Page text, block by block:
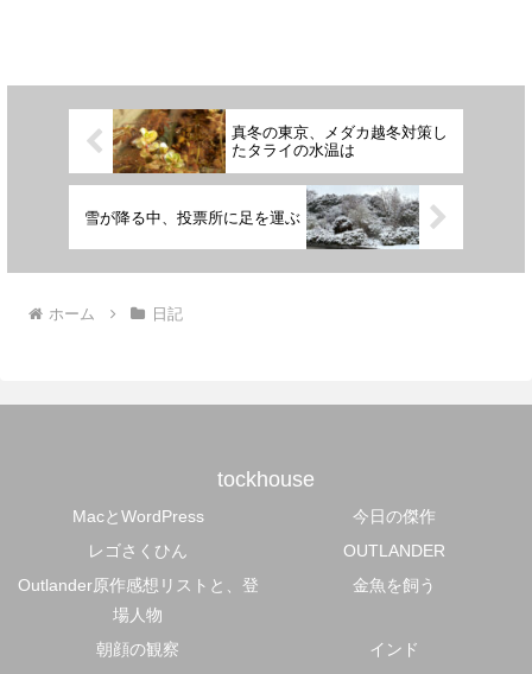
真冬の東京、メダカ越冬対策し
たタライの水温は
雪が降る中、投票所に足を運ぶ
ホーム 日記
tockhouse
MacとWordPress
今日の傑作
レゴさくひん
OUTLANDER
Outlander原作感想リストと、登
場人物
金魚を飼う
朝顔の観察
インド